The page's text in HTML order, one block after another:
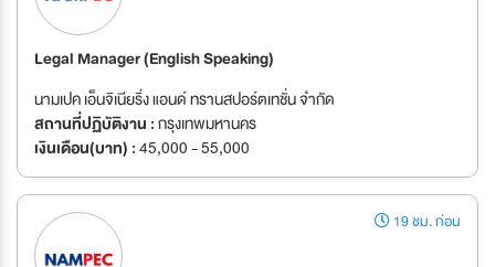
Legal Manager (English Speaking)
นามเปค เอ็นจิเนียริ่ง แอนด์ ทรานสปอร์ตเทชั่น จำกัด
สถานที่ปฏิบัติงาน :กรุงเทพมหานคร
เงินเดือน(บาท) :45,000 - 55,000
19 ชม. ก่อน